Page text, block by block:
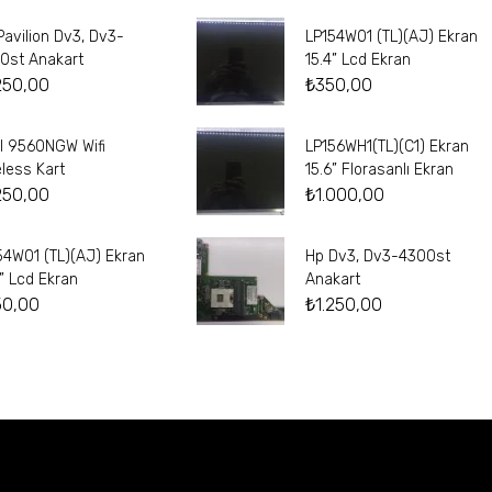
Dv3, Dv3-
Anakart
9560NGW Wifi
Kart
(TL)(AJ) Ekran
Lcd Ekran
LP154W01 (TL)(AJ) Ekran
15.4” Lcd Ekran
₺350,00
LP156WH1(TL)(C1) Ekran
15.6” Florasanlı Ekran
₺1.000,00
Hp Dv3, Dv3-4300st
Anakart
₺1.250,00